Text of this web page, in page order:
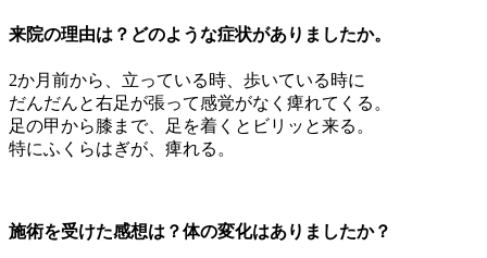
来院の理由は？どのような症状がありましたか。
2か月前から、立っている時、歩いている時に
だんだんと右足が張って感覚がなく痺れてくる。
足の甲から膝まで、足を着くとビリッと来る。
特にふくらはぎが、痺れる。
施術を受けた感想は？体の変化はありましたか？